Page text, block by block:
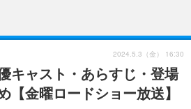
グッズ
海外
ビジネス
アーティスト
実写
キャスト・あらすじ・登場
【金曜ロードショー放送】
2024.5.3（金） 16:30